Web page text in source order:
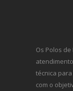
Os Polos
técnica
com o